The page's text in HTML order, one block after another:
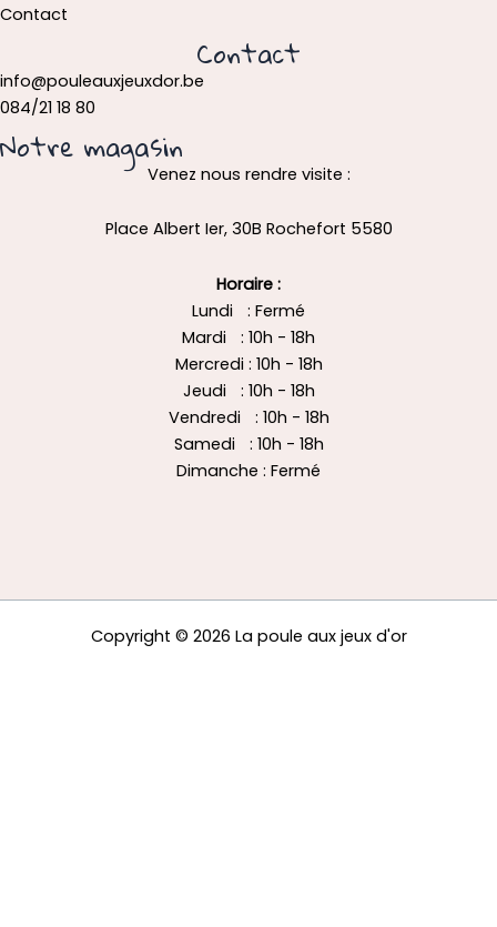
Contact
Contact
info@pouleauxjeuxdor.be
084/21 18 80
Notre magasin
Venez nous rendre visite :
Place Albert Ier, 30B Rochefort 5580
Horaire :
Lundi : Fermé
Mardi : 10h - 18h
Mercredi : 10h - 18h
Jeudi : 10h - 18h
Vendredi : 10h - 18h
Samedi : 10h - 18h
Dimanche : Fermé
Copyright © 2026 La poule aux jeux d'or